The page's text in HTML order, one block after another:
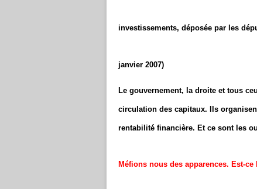
investissements, déposée par les
janvier 2007)
Le gouvernement, la droite et tous
circulation des capitaux. Ils
rentabilité financière. Et ce sont les
Méfions nous des apparences. Est-